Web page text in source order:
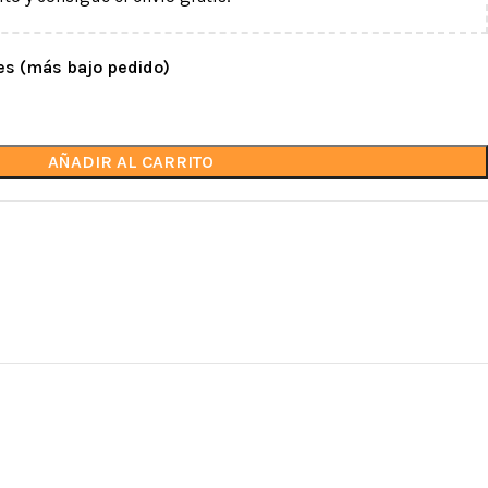
Con frenado manual
(más bajo pedido)
AÑADIR AL CARRITO